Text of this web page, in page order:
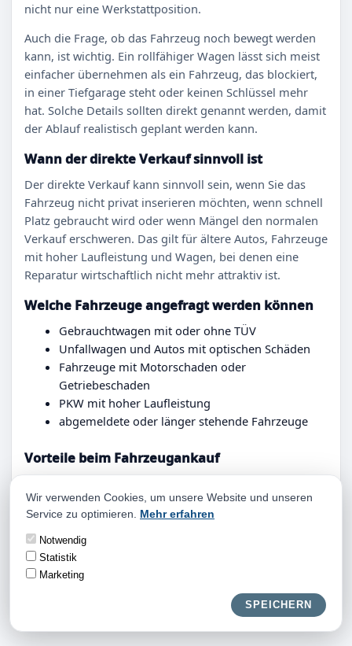
nicht nur eine Werkstattposition.
Auch die Frage, ob das Fahrzeug noch bewegt werden
kann, ist wichtig. Ein rollfähiger Wagen lässt sich meist
einfacher übernehmen als ein Fahrzeug, das blockiert,
in einer Tiefgarage steht oder keinen Schlüssel mehr
hat. Solche Details sollten direkt genannt werden, damit
der Ablauf realistisch geplant werden kann.
Wann der direkte Verkauf sinnvoll ist
Der direkte Verkauf kann sinnvoll sein, wenn Sie das
Fahrzeug nicht privat inserieren möchten, wenn schnell
Platz gebraucht wird oder wenn Mängel den normalen
Verkauf erschweren. Das gilt für ältere Autos, Fahrzeuge
mit hoher Laufleistung und Wagen, bei denen eine
Reparatur wirtschaftlich nicht mehr attraktiv ist.
Welche Fahrzeuge angefragt werden können
Gebrauchtwagen mit oder ohne TÜV
Unfallwagen und Autos mit optischen Schäden
Fahrzeuge mit Motorschaden oder
Getriebeschaden
PKW mit hoher Laufleistung
abgemeldete oder länger stehende Fahrzeuge
Vorteile beim Fahrzeugankauf
Rückmeldung und persönlicher Abstimmung. Sie
müssen keine Probefahrten organisieren, keine
fremden Interessenten empfangen und keine unklaren
Nachverhandlungen führen. Das spart Zeit und
verhindert zusätzliche Unsicherheit.
Wir verwenden Cookies, um unsere Website und unseren
Service zu optimieren. Mehr erfahren
Notwendig
Statistik
Marketing
SPEICHERN